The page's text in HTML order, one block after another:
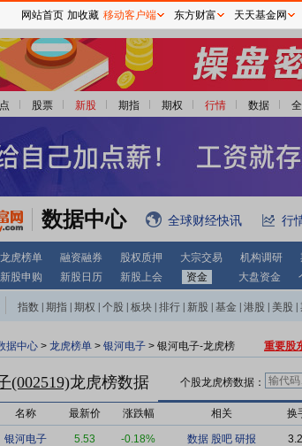
股票 新股 期指 期权 行情 数据
数据中心 全球财经快讯 行
龙虎榜单 融资融券 股权质押 大宗交易 机构调研
新股申购 新股日历 新股上会 资金 大盘资金
指数 期指 期权 个股 板块 排行 新股 基金 港股 美股
据中心 > 龙虎榜单 > 银河电子 > 银河电子-龙虎榜 重要股
(002519)龙虎榜数据 个股龙虎榜数据：
名称 最新价 涨跌幅 相关 换
银河电子 5.53 -0.18% 数据 股吧 研报
网站首页 加收藏 移动客户端 东方财富 天天基金网